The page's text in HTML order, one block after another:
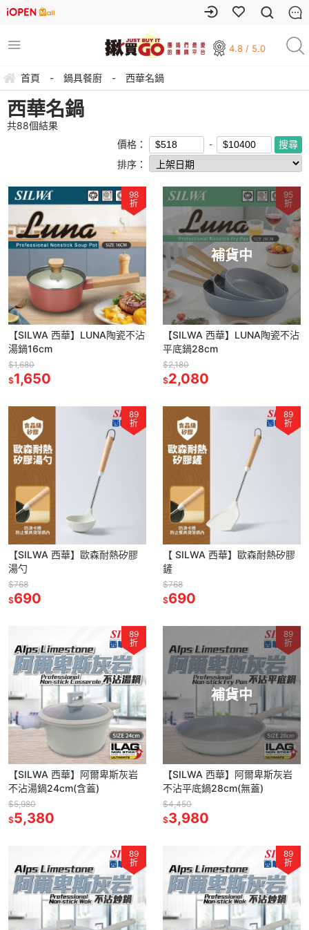
4.8 / 5.0
首頁 - 鍋具餐廚 - 西華名鍋
西華名鍋
共88個結果
價格：
排序：
98
折
【SILWA 西華】LUNA陶瓷不沾
湯鍋16cm
$1,680
$1,650
補貨中
95
折
【SILWA 西華】LUNA陶瓷不沾
平底鍋28cm
$2,180
$2,080
89
折
【SILWA 西華】歐森耐熱矽膠
湯勺
$768
$690
89
折
【 SILWA 西華】歐森耐熱矽膠
鏟
$768
$690
89
折
【SILWA 西華】阿爾卑斯灰岩
不沾湯鍋24cm(含蓋)
$5,980
$5,380
補貨中
89
折
【SILWA 西華】阿爾卑斯灰岩
不沾平底鍋28cm(無蓋)
$4,450
$3,980
89
折
89
折